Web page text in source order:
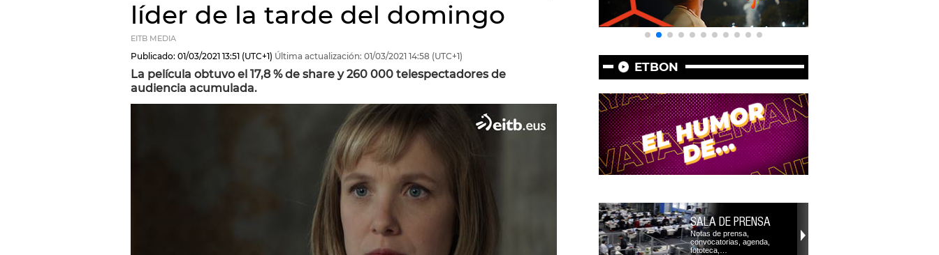
líder de la tarde del domingo
EITB MEDIA
Publicado: 01/03/2021 13:51 (UTC+1) Última actualización: 01/03/2021 14:58 (UTC+1)
La película obtuvo el 17,8 % de share y 260 000 telespectadores de
audiencia acumulada.
ETBON
SALA DE PRENSA
Notas de prensa,
convocatorias, agenda,
fototeca,…